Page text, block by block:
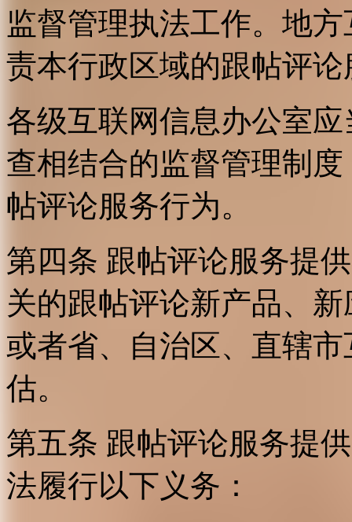
监督管理执法工作。地
责本行政区域的跟帖评
各级互联网信息办公室
查相结合的监督管理制
帖评论服务行为。
第四条 跟帖评论服务提
关的跟帖评论新产品、
或者省、自治区、直辖
估。
第五条 跟帖评论服务提
法履行以下义务：